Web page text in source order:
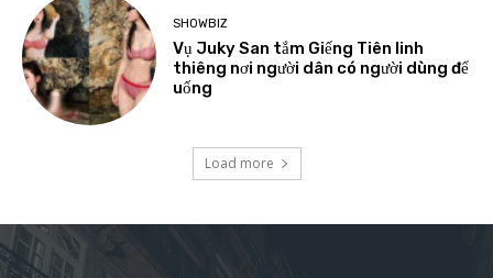
SHOWBIZ
Vụ Juky San tắm Giếng Tiên linh
thiêng nơi người dân có người dùng để
uống
Load more